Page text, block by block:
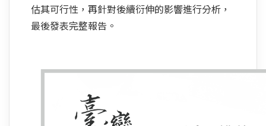
估其可行性，再針對後續衍伸的影響進行分析，
最後發表完整報告。